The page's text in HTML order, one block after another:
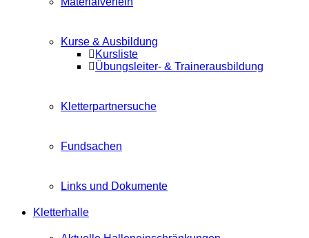
Kurse & Ausbildung
Kursliste
Übungsleiter- & Trainerausbildung
Kletterpartnersuche
Fundsachen
Links und Dokumente
Kletterhalle